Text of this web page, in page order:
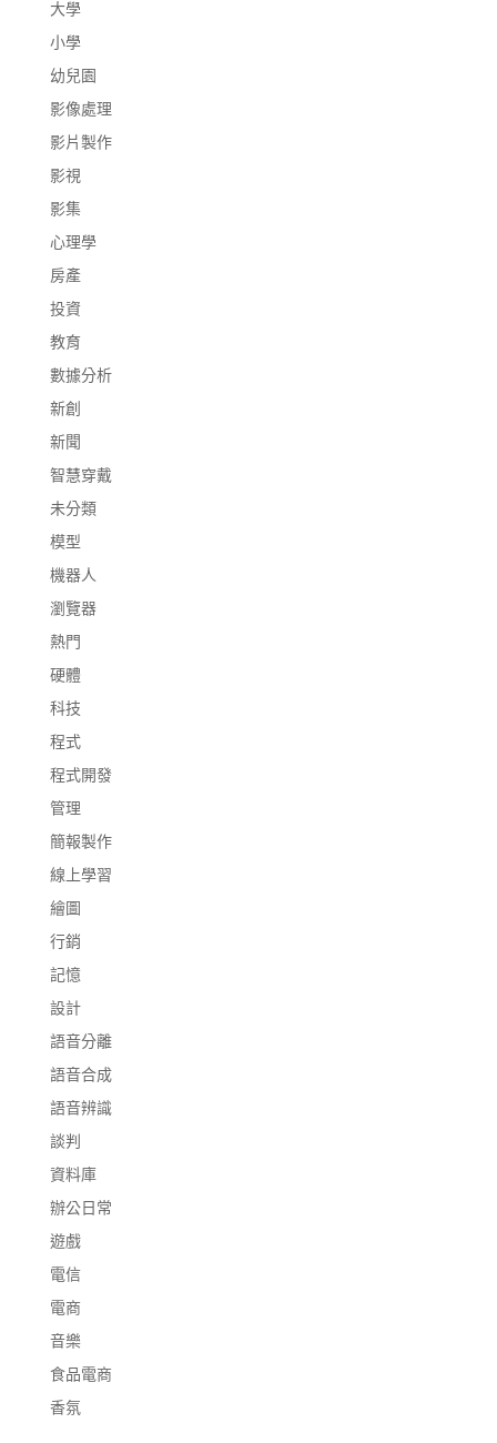
大學
小學
幼兒園
影像處理
影片製作
影視
影集
心理學
房產
投資
教育
數據分析
新創
新聞
智慧穿戴
未分類
模型
機器人
瀏覽器
熱門
硬體
科技
程式
程式開發
管理
簡報製作
線上學習
繪圖
行銷
記憶
設計
語音分離
語音合成
語音辨識
談判
資料庫
辦公日常
遊戲
電信
電商
音樂
食品電商
香氛